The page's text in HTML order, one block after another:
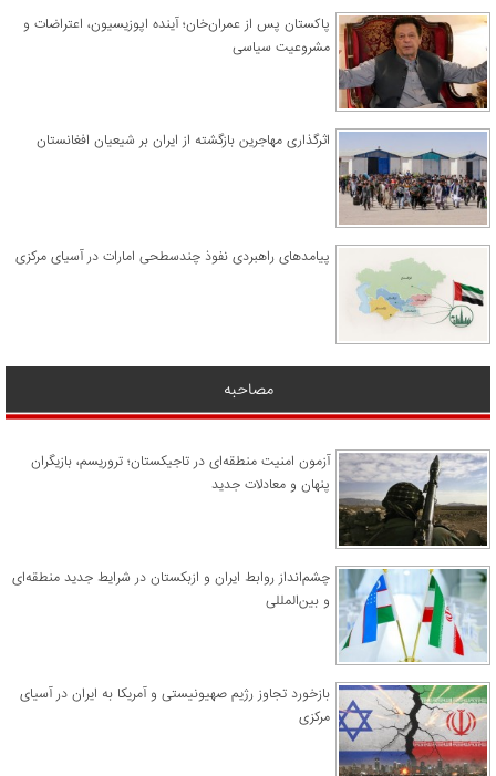
پاکستان پس از عمران‌خان؛ آینده اپوزیسیون، اعتراضات و
مشروعیت سیاسی
اثرگذاری مهاجرین بازگشته از ایران بر شیعیان افغانستان
پیامدهای راهبردی نفوذ چندسطحی امارات در آسیای مرکزی
مصاحبه
آزمون امنیت منطقه‌ای در تاجیکستان؛ تروریسم، بازیگران
پنهان و معادلات جدید
چشم‌انداز روابط ایران و ازبکستان در شرایط جدید منطقه‌ای
و بین‌المللی
​بازخورد تجاوز رژیم صهیونیستی و آمریکا به ایران در آسیای
مرکزی